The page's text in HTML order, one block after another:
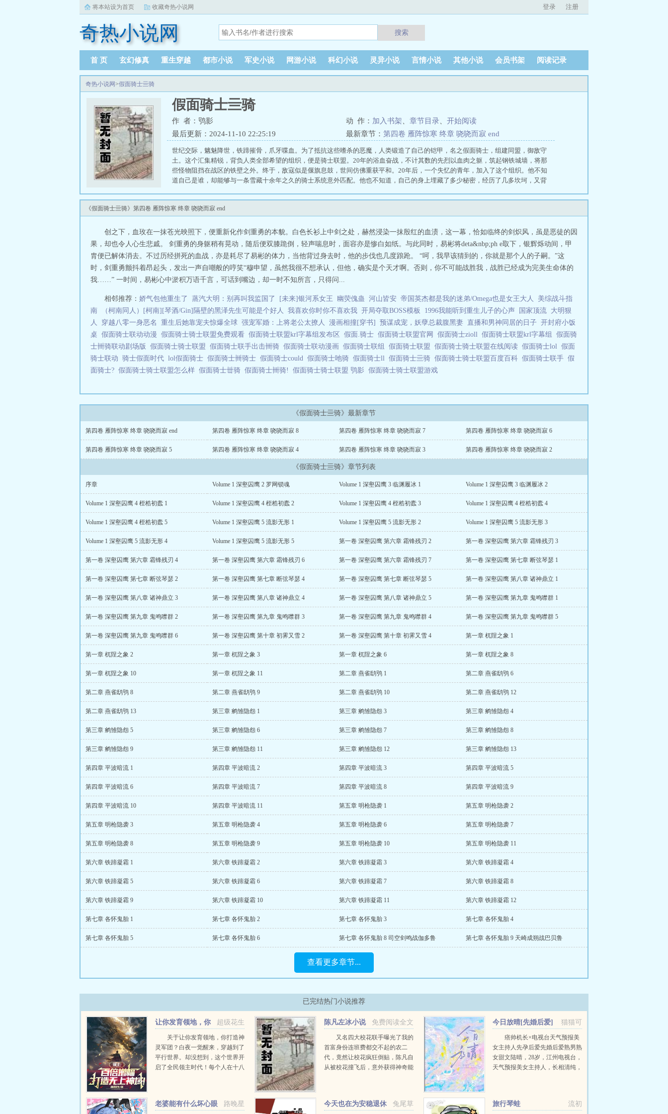
将本站设为首页 收藏奇热小说网 登录 注册
奇热小说网 搜索
首 页 玄幻修真 重生穿越 都市小说 军史小说 网游小说 科幻小说 灵异小说 言情小说 其他小说 会员书架 阅读记录
奇热小说网>假面骑士亖骑
假面骑士亖骑
作 者：鸮影 动 作： 加入书架 章节目录
开始阅读
最后更新：2024-11-10 22:25:19
最新章节： 第四卷 雁阵惊寒 终章 哓哓而寂 end
世纪交际，魑魅降世，铁蹄摧骨，爪牙喋血。为了抵抗这些嗜杀的恶魔，人类锻造了自己的铠甲，名之假面骑士，组建同盟，御敌守
土。这个汇集精锐，背负人类全部希望的组织，便是骑士联盟。20年的浴血奋战，不计其数的先烈以血肉之躯，筑起钢铁城墙，将那
些怪物阻挡在战区的铁壁之外。终于，敌寇似是偃旗息鼓，世间仿佛重获平和。20年后，一个失忆的青年，加入了这个组织。他不知
道自己是谁，却能够与一条雪藏十余年之久的骑士系统意外匹配。他也不知道，自己的身上埋藏了多少秘密，经历了几多坎坷，又背
涌浪潮，将这粉饰的太平，尽数吞没。联盟之下，或许远没有世人所看到的这般祥和。 假面骑士：骑士联盟
《假面骑士亖骑》第四卷 雁阵惊寒 终章 哓哓而寂 end
创之下，血玫在一抹苍光映照下，便重新化作剑重勇的本貌。白色长衫上中剑之处，赫然浸染一抹殷红的血渍，这一幕，恰如临终的剑炽风，虽是恶徒的因
果，却也令人心生悲戚。 剑重勇的身躯稍有晃动，随后便双膝跪倒，轻声喘息时，面容亦是惨白如纸。与此同时，易彬将deta&nbp;ph e取下，银辉烁动间，甲
胄便已解体消去。不过历经拼死的血战，亦是耗尽了易彬的体力，当他背过身去时，他的步伐也几度踉跄。 “呵，我早该猜到的，你就是那个人的子嗣。”这
时，剑重勇颤抖着昂起头，发出一声自嘲般的哼笑“穆申望，虽然我很不想承认，但他，确实是个天才啊。否则，你不可能战胜我，战胜已经成为完美生命体的
我……” 一时间，易彬心中淤积万语千言，可话到嘴边，却一时不知所言，只得问...
相邻推荐： 娇气包他重生了 蒸汽大明：别再叫我监国了 [未来]银河系女王 幽荧傀蛊 河山皆安 帝国英杰都是我的迷弟/Omega也是女王大人
美综战斗指
南
（柯南同人）[柯南][琴酒/Gin]隔壁的黑泽先生可能是个好人 我喜欢你时你不喜欢我 开局夺取BOSS模板 1996我能听到重生儿子的心声 国家顶流 大明狠
人
穿越八零一身恶名 重生后她靠宠夫惊爆全球 强宠军婚：上将老公太撩人 漫画相撞[穿书] 预谋成宠，妖孽总裁腹黑妻 直播和男神同居的日子 开封府小饭
桌 假面骑士联动动漫 假面骑士骑士联盟免费观看 假面骑士联盟krl字幕组发布区 假面.骑士 假面骑士联盟官网 假面骑士zioll 假面骑士联盟krl字幕组 假面骑
士卌骑联动剧场版 假面骑士骑士联盟 假面骑士联手出击卌骑 假面骑士联动漫画 假面骑士联组 假面骑士联盟 假面骑士骑士联盟在线阅读 假面骑士lol 假面
骑士联动 骑士假面时代 lol假面骑士 假面骑士卌骑士 假面骑士could 假面骑士吔骑 假面骑士ll 假面骑士亖骑 假面骑士骑士联盟百度百科 假面骑士联手 假
面骑士? 假面骑士骑士联盟怎么样 假面骑士丗骑 假面骑士卌骑! 假面骑士骑士联盟 鸮影 假面骑士骑士联盟游戏
《假面骑士亖骑》最新章节
第四卷 雁阵惊寒 终章 哓哓而寂 end 第四卷 雁阵惊寒 终章 哓哓而寂 8 第四卷 雁阵惊寒 终章 哓哓而寂 7 第四卷 雁阵惊寒 终章 哓哓而寂 6
第四卷 雁阵惊寒 终章 哓哓而寂 5 第四卷 雁阵惊寒 终章 哓哓而寂 4 第四卷 雁阵惊寒 终章 哓哓而寂 3 第四卷 雁阵惊寒 终章 哓哓而寂 2
《假面骑士亖骑》章节列表
序章 Volume 1 深壑囚鹰 2 罗网锁魂 Volume 1 深壑囚鹰 3 临渊履冰 1 Volume 1 深壑囚鹰 3 临渊履冰 2
Volume 1 深壑囚鹰 4 桎梏初蠹 1 Volume 1 深壑囚鹰 4 桎梏初蠹 2 Volume 1 深壑囚鹰 4 桎梏初蠹 3 Volume 1 深壑囚鹰 4 桎梏初蠹 4
Volume 1 深壑囚鹰 4 桎梏初蠹 5 Volume 1 深壑囚鹰 5 流影无形 1 Volume 1 深壑囚鹰 5 流影无形 2 Volume 1 深壑囚鹰 5 流影无形 3
Volume 1 深壑囚鹰 5 流影无形 4 Volume 1 深壑囚鹰 5 流影无形 5 第一卷 深壑囚鹰 第六章 霜锋残刃 2 第一卷 深壑囚鹰 第六章 霜锋残刃 3
第一卷 深壑囚鹰 第六章 霜锋残刃 4 第一卷 深壑囚鹰 第六章 霜锋残刃 6 第一卷 深壑囚鹰 第六章 霜锋残刃 7 第一卷 深壑囚鹰 第七章 断弦琴瑟 1
第一卷 深壑囚鹰 第七章 断弦琴瑟 2 第一卷 深壑囚鹰 第七章 断弦琴瑟 4 第一卷 深壑囚鹰 第七章 断弦琴瑟 5 第一卷 深壑囚鹰 第八章 诸神鼎立 1
第一卷 深壑囚鹰 第八章 诸神鼎立 3 第一卷 深壑囚鹰 第八章 诸神鼎立 4 第一卷 深壑囚鹰 第八章 诸神鼎立 5 第一卷 深壑囚鹰 第九章 鬼鸣噤群 1
第一卷 深壑囚鹰 第九章 鬼鸣噤群 2 第一卷 深壑囚鹰 第九章 鬼鸣噤群 3 第一卷 深壑囚鹰 第九章 鬼鸣噤群 4 第一卷 深壑囚鹰 第九章 鬼鸣噤群 5
第一卷 深壑囚鹰 第九章 鬼鸣噤群 6 第一卷 深壑囚鹰 第十章 初霁又雪 2 第一卷 深壑囚鹰 第十章 初霁又雪 4 第一章 杌陧之象 1
第一章 杌陧之象 2 第一章 杌陧之象 3 第一章 杌陧之象 6 第一章 杌陧之象 8
第一章 杌陧之象 10 第一章 杌陧之象 11 第二章 燕雀鸱鸮 1 第二章 燕雀鸱鸮 6
第二章 燕雀鸱鸮 8 第二章 燕雀鸱鸮 9 第二章 燕雀鸱鸮 10 第二章 燕雀鸱鸮 12
第二章 燕雀鸱鸮 13 第三章 鹓雏隐怨 1 第三章 鹓雏隐怨 3 第三章 鹓雏隐怨 4
第三章 鹓雏隐怨 5 第三章 鹓雏隐怨 6 第三章 鹓雏隐怨 7 第三章 鹓雏隐怨 8
第三章 鹓雏隐怨 9 第三章 鹓雏隐怨 11 第三章 鹓雏隐怨 12 第三章 鹓雏隐怨 13
第四章 平波暗流 1 第四章 平波暗流 2 第四章 平波暗流 3 第四章 平波暗流 5
第四章 平波暗流 6 第四章 平波暗流 7 第四章 平波暗流 8 第四章 平波暗流 9
第四章 平波暗流 10 第四章 平波暗流 11 第五章 明枪隐袭 1 第五章 明枪隐袭 2
第五章 明枪隐袭 3 第五章 明枪隐袭 4 第五章 明枪隐袭 6 第五章 明枪隐袭 7
第五章 明枪隐袭 8 第五章 明枪隐袭 9 第五章 明枪隐袭 10 第五章 明枪隐袭 11
第六章 铁蹄凝霜 1 第六章 铁蹄凝霜 2 第六章 铁蹄凝霜 3 第六章 铁蹄凝霜 4
第六章 铁蹄凝霜 5 第六章 铁蹄凝霜 6 第六章 铁蹄凝霜 7 第六章 铁蹄凝霜 8
第六章 铁蹄凝霜 9 第六章 铁蹄凝霜 10 第六章 铁蹄凝霜 11 第六章 铁蹄凝霜 12
第七章 各怀鬼胎 1 第七章 各怀鬼胎 2 第七章 各怀鬼胎 3 第七章 各怀鬼胎 4
第七章 各怀鬼胎 5 第七章 各怀鬼胎 6 第七章 各怀鬼胎 8 司空剑鸣战伽多鲁 第七章 各怀鬼胎 9 天崎成朔战巴贝鲁
查看更多章节...
已完结热门小说推荐
超级花生
让你发育领地，你
打造神灵军团？
关于让你发育领地，你打造神
灵军团？白夜一觉醒来，穿越到了
平行世界。却没想到，这个世界开
启了全民领主时代！每个人在十八
现。自己竟然觉醒了领主世界...
免费阅读全文
陈凡左冰小说
推荐又名四大校花联手曝光了我的
首富身份连班费都交不起的农二
代，竟然让校花疯狂倒贴，陈凡自
从被校花撞飞后，意外获得神奇能
猫猫可
今日放晴[先婚后爱]
痞帅机长×电视台天气预报美
女主持人先孕后爱先婚后爱熟男熟
女甜文陆晴，28岁，江州电视台，
天气预报美女主持人，长相清纯，
路晚星
老婆能有什么坏心眼
兔尾草
今天也在为安稳退休
流初
旅行琴蛙